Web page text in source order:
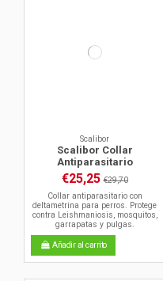
Scalibor
Scalibor Collar
Antiparasitario
€25,25€29,70
Collar antiparasitario con
deltametrina para perros. Protege
contra Leishmaniosis, mosquitos,
garrapatas y pulgas.
Añadir al carrito